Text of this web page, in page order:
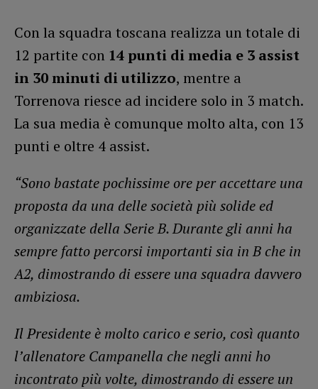
Con la squadra toscana realizza un totale di
12 partite con 14 punti di media e 3 assist
in 30 minuti di utilizzo, mentre a
Torrenova riesce ad incidere solo in 3 match.
La sua media è comunque molto alta, con 13
punti e oltre 4 assist.
“Sono bastate pochissime ore per accettare una
proposta da una delle società più solide ed
organizzate della Serie B. Durante gli anni ha
sempre fatto percorsi importanti sia in B che in
A2, dimostrando di essere una squadra davvero
ambiziosa.
Il Presidente è molto carico e serio, così quanto
l’allenatore Campanella che negli anni ho
incontrato più volte, dimostrando di essere un